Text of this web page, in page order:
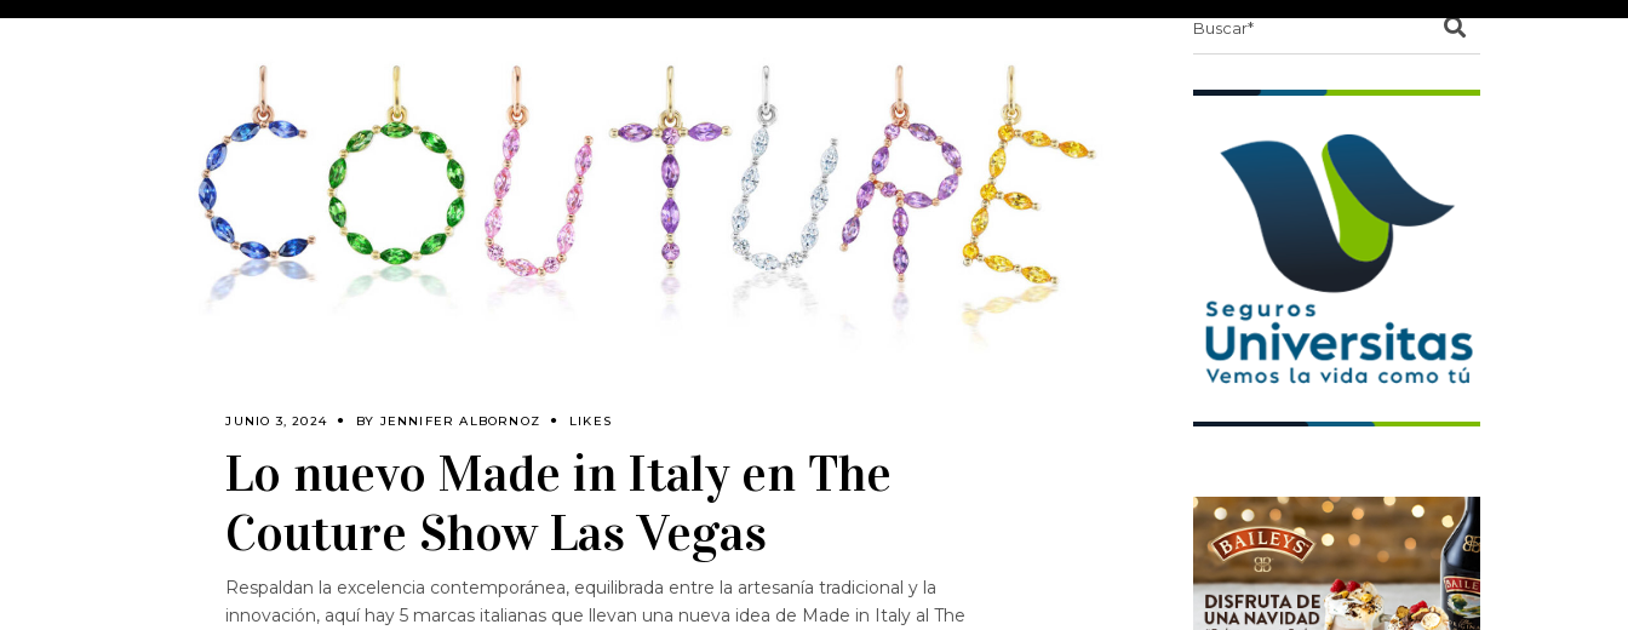
JUNIO 3, 2024 BY JENNIFER ALBORNOZ LIKES
Lo nuevo Made in Italy en The
Couture Show Las Vegas
Respaldan la excelencia contemporánea, equilibrada entre la artesanía tradicional y la
innovación, aquí hay 5 marcas italianas que llevan una nueva idea de Made in Italy al The
Search